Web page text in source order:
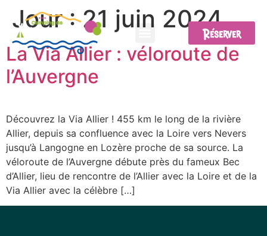
Réserver
Jour :21 juin 2024
La Via Allier : véloroute de
l’Auvergne
Découvrez la Via Allier ! 455 km le long de la rivière
Allier, depuis sa confluence avec la Loire vers Nevers
jusqu’à Langogne en Lozère proche de sa source. La
véloroute de l’Auvergne débute près du fameux Bec
d’Allier, lieu de rencontre de l’Allier avec la Loire et de la
Via Allier avec la célèbre […]